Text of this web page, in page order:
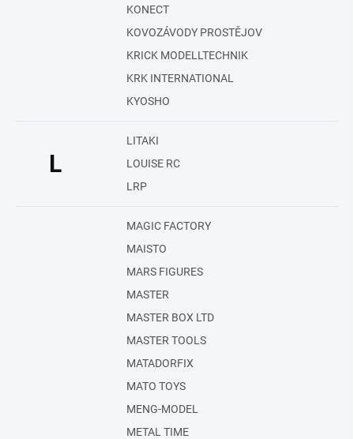
KONECT
KOVOZÁVODY PROSTĚJOV
KRICK MODELLTECHNIK
KRK INTERNATIONAL
KYOSHO
L
LITAKI
LOUISE RC
LRP
MAGIC FACTORY
MAISTO
MARS FIGURES
MASTER
MASTER BOX LTD
MASTER TOOLS
MATADORFIX
MATO TOYS
MENG-MODEL
METAL TIME